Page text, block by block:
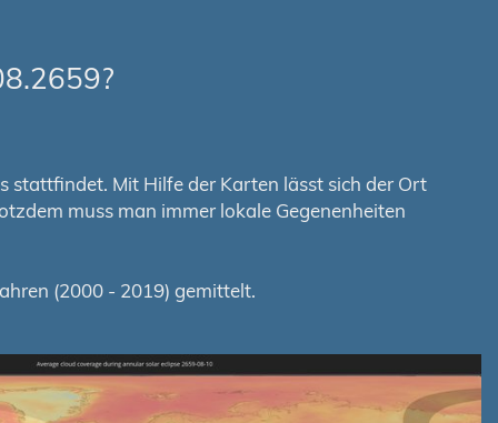
stattfindet. Mit Hilfe der Karten lässt sich der Ort
muss man immer lokale Gegenenheiten
(2000 - 2019) gemittelt.